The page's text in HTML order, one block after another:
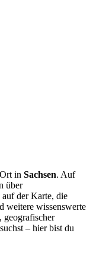
in Sachsen. Auf
über
auf der Karte, die
weitere wissenswerte
geografischer
– hier bist du